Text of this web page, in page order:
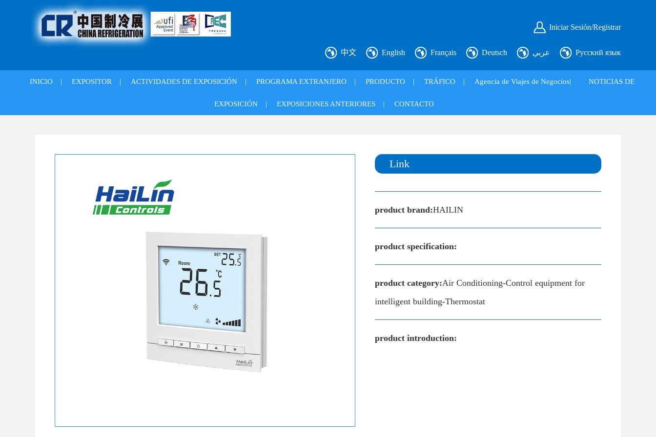
Iniciar Sesión/Registrar
中文 English Français Deutsch عربي Русский язык
INICIO | EXPOSITOR | ACTIVIDADES DE EXPOSICIÓN | PROGRAMA EXTRANJERO | PRODUCTO | TRÁFICO | Agencia de Viajes de Negocios| NOTICIAS DE
EXPOSICIÓN | EXPOSICIONES ANTERIORES | CONTACTO
Link
product brand:HAILIN
product specification:
product category:Air Conditioning-Control equipment for
intelligent building-Thermostat
product introduction: